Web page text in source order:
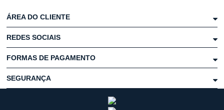
ÁREA DO CLIENTE
REDES SOCIAIS
FORMAS DE PAGAMENTO
SEGURANÇA